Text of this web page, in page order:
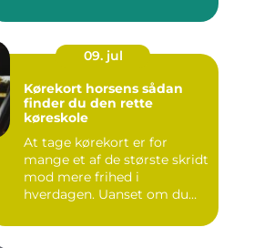
09. jul
Kørekort horsens sådan
finder du den rette
køreskole
At tage kørekort er for
mange et af de største skridt
mod mere frihed i
hverdagen. Uanset om du